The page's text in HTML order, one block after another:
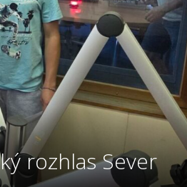
rozhlas Sever